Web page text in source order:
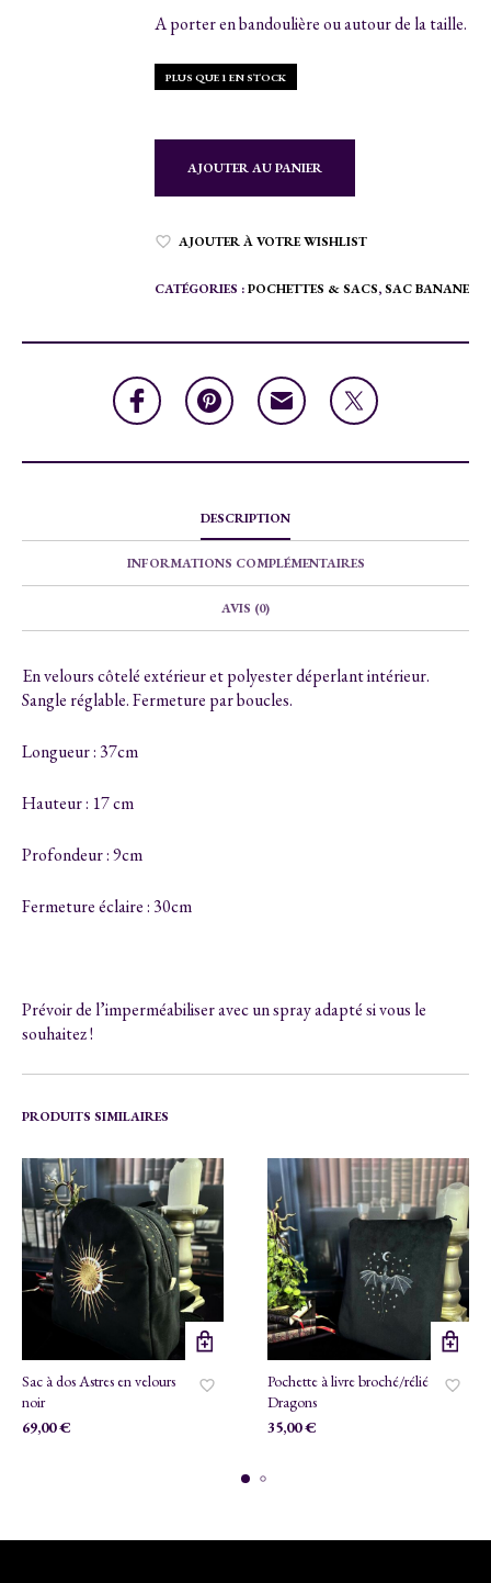
A porter en bandoulière ou autour de la taille.
PLUS QUE 1 EN STOCK
AJOUTER AU PANIER
AJOUTER À VOTRE WISHLIST
CATÉGORIES :POCHETTES & SACS,SAC BANANE
DESCRIPTION
INFORMATIONS COMPLÉMENTAIRES
AVIS (0)
En velours côtelé extérieur et polyester déperlant intérieur.
Sangle réglable. Fermeture par boucles.
Longueur : 37cm
Hauteur : 17 cm
Profondeur : 9cm
Fermeture éclaire : 30cm
Prévoir de l’imperméabiliser avec un spray adapté si vous le
souhaitez !
PRODUITS SIMILAIRES
Sac à dos Astres en velours
noir
69,00€
Pochette à livre broché/rélié
Dragons
35,00€